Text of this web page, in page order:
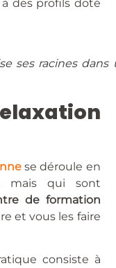
des profils doté
ses racines dans
se déroule en
mais qui sont
de formation
et vous les faire
consiste à